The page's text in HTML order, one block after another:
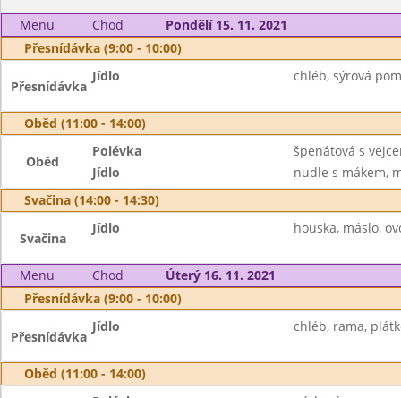
Menu Chod
Pondělí 15. 11. 2021
Přesnídávka (9:00 - 10:00)
Přesnídávka
Jídlo chléb, sýrová
Oběd (11:00 - 14:00)
Oběd
Polévka
špenátová s
Jídlo
nudle s mákem,
Svačina (14:00 - 14:30)
Svačina
Jídlo houska, máslo,
Menu Chod
Úterý 16. 11. 2021
Přesnídávka (9:00 - 10:00)
Přesnídávka
Jídlo chléb, rama,
Oběd (11:00 - 14:00)